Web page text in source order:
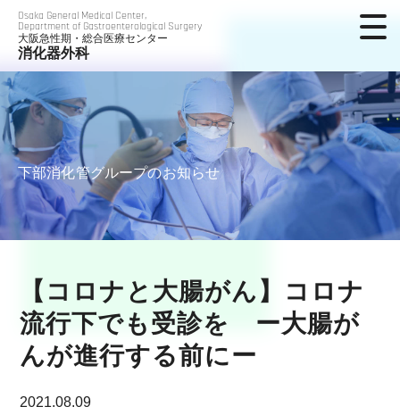
Osaka General Medical Center,
Department of Gastroenterological Surgery
大阪急性期・総合医療センター
消化器外科
下部消化管グループのお知らせ
【コロナと大腸がん】コロナ
流行下でも受診を ー大腸が
んが進行する前にー
2021.08.09